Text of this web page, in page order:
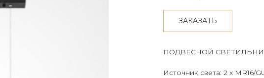
ЗАКАЗАТЬ
ПОДВЕСНОЙ
Источник света: 2 х MR16/